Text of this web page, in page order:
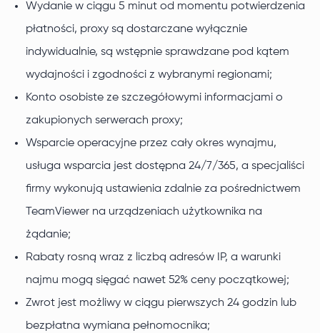
Wydanie w ciągu 5 minut od momentu potwierdzenia
płatności, proxy są dostarczane wyłącznie
indywidualnie, są wstępnie sprawdzane pod kątem
wydajności i zgodności z wybranymi regionami;
Konto osobiste ze szczegółowymi informacjami o
zakupionych serwerach proxy;
Wsparcie operacyjne przez cały okres wynajmu,
usługa wsparcia jest dostępna 24/7/365, a specjaliści
firmy wykonują ustawienia zdalnie za pośrednictwem
TeamViewer na urządzeniach użytkownika na
żądanie;
Rabaty rosną wraz z liczbą adresów IP, a warunki
najmu mogą sięgać nawet 52% ceny początkowej;
Zwrot jest możliwy w ciągu pierwszych 24 godzin lub
bezpłatna wymiana pełnomocnika;